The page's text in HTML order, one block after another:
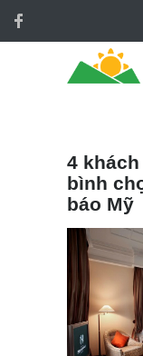
4
bình
báo Mỹ